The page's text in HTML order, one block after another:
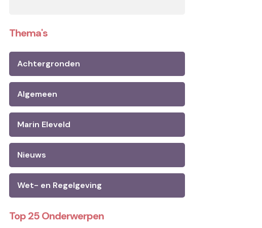
Thema's
Achtergronden
Algemeen
Marin Eleveld
Nieuws
Wet- en Regelgeving
Top 25 Onderwerpen